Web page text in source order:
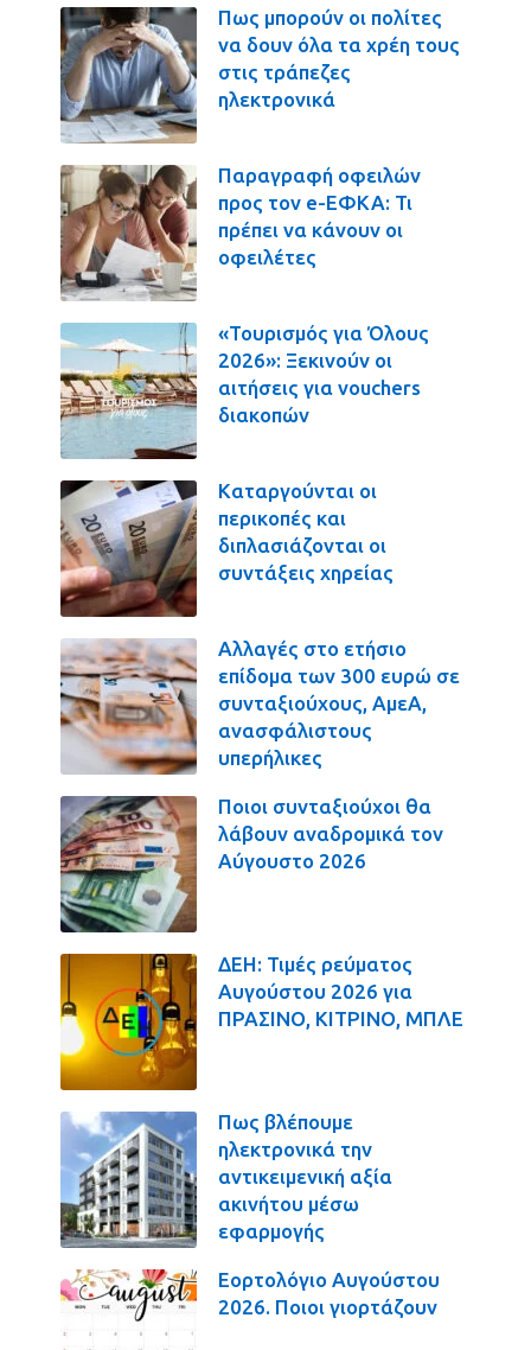
Πως μπορούν οι πολίτες
να δουν όλα τα χρέη τους
στις τράπεζες
ηλεκτρονικά
Παραγραφή οφειλών
προς τον e-ΕΦΚΑ: Τι
πρέπει να κάνουν οι
οφειλέτες
«Τουρισμός για Όλους
2026»: Ξεκινούν οι
αιτήσεις για vouchers
διακοπών
Καταργούνται οι
περικοπές και
διπλασιάζονται οι
συντάξεις χηρείας
Αλλαγές στο ετήσιο
επίδομα των 300 ευρώ σε
συνταξιούχους, ΑμεΑ,
ανασφάλιστους
υπερήλικες
Ποιοι συνταξιούχοι θα
λάβουν αναδρομικά τον
Αύγουστο 2026
ΔΕΗ: Τιμές ρεύματος
Αυγούστου 2026 για
ΠΡΑΣΙΝΟ, ΚΙΤΡΙΝΟ, ΜΠΛΕ
Πως βλέπουμε
ηλεκτρονικά την
αντικειμενική αξία
ακινήτου μέσω
εφαρμογής
Εορτολόγιο Αυγούστου
2026. Ποιοι γιορτάζουν